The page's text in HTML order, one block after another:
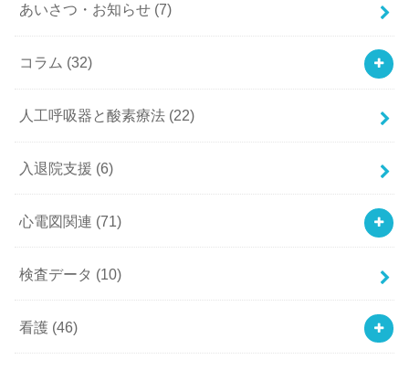
あいさつ・お知らせ (7)
コラム (32)
人工呼吸器と酸素療法 (22)
入退院支援 (6)
心電図関連 (71)
検査データ (10)
看護 (46)